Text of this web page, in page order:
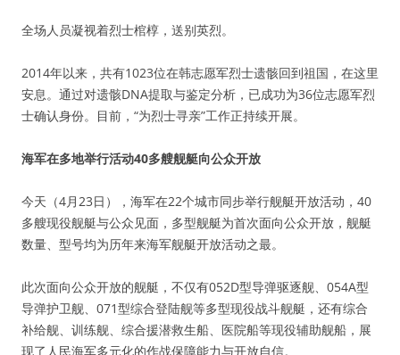
全场人员凝视着烈士棺椁，送别英烈。
2014年以来，共有1023位在韩志愿军烈士遗骸回到祖国，在这里
安息。通过对遗骸DNA提取与鉴定分析，已成功为36位志愿军烈
士确认身份。目前，“为烈士寻亲”工作正持续开展。
海军在多地举行活动40多艘舰艇向公众开放
今天（4月23日），海军在22个城市同步举行舰艇开放活动，40
多艘现役舰艇与公众见面，多型舰艇为首次面向公众开放，舰艇
数量、型号均为历年来海军舰艇开放活动之最。
此次面向公众开放的舰艇，不仅有052D型导弹驱逐舰、054A型
导弹护卫舰、071型综合登陆舰等多型现役战斗舰艇，还有综合
补给舰、训练舰、综合援潜救生船、医院船等现役辅助舰船，展
现了人民海军多元化的作战保障能力与开放自信。